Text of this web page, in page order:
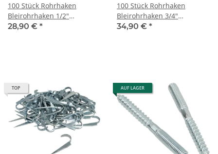
100 Stück Rohrhaken
Bleirohrhaken 1/2"
Befestigung haken
28,90 € *
100 Stück Rohrhaken
Bleirohrhaken 3/4"
Befestigung haken
34,90 € *
TOP AUF LAGER